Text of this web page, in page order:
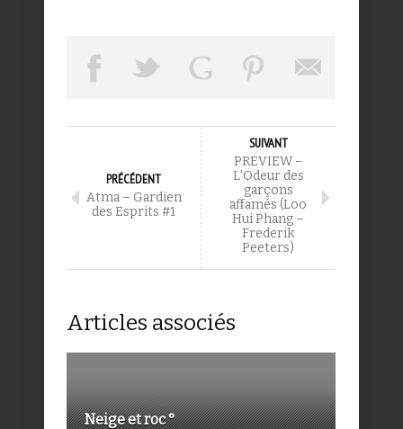
PRÉCÉDENT
Atma – Gardien
des Esprits #1
SUIVANT
PREVIEW –
L’Odeur des
garçons
affamés (Loo
Hui Phang –
Frederik
Peeters)
Articles associés
Neige et roc °